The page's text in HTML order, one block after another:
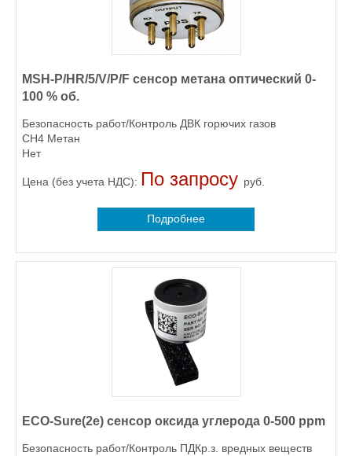
MSH-P/HR/5/V/P/F сенсор метана оптический 0-
100 % об.
Безопасность работ/Контроль ДВК горючих газов
CH4 Метан
Нет
Цена (без учета НДС): По запросу руб.
Подробнее
ECO-Sure(2e) сенсор оксида углерода 0-500 ppm
Безопасность работ/Контроль ПДКр.з. вредных веществ